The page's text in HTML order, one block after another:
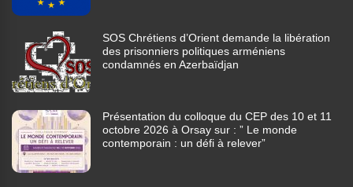
SOS Chrétiens d’Orient demande la libération
des prisonniers politiques arméniens
condamnés en Azerbaïdjan
Présentation du colloque du CEP des 10 et 11
octobre 2026 à Orsay sur : ” Le monde
contemporain : un défi à relever”